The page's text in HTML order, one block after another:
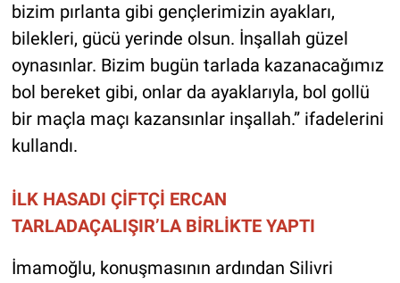
bizim pırlanta gibi gençlerimizin ayakları,
bilekleri, gücü yerinde olsun. İnşallah güzel
oynasınlar. Bizim bugün tarlada kazanacağımız
bol bereket gibi, onlar da ayaklarıyla, bol gollü
bir maçla maçı kazansınlar inşallah.” ifadelerini
kullandı.
İLK HASADI ÇİFTÇİ ERCAN
TARLADAÇALIŞIR’LA BİRLİKTE YAPTI
İmamoğlu, konuşmasının ardından Silivri